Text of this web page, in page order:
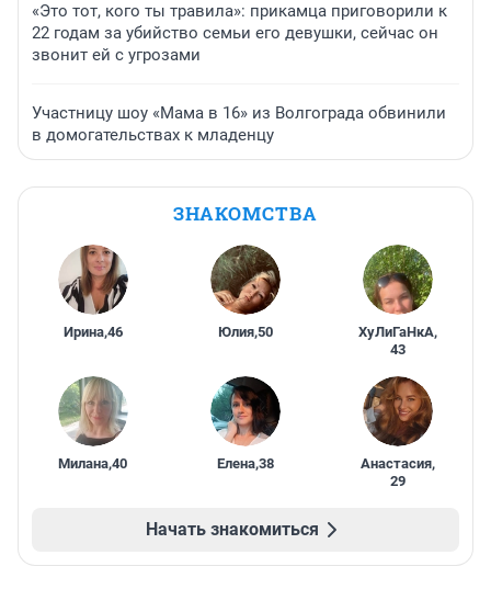
«Это тот, кого ты травила»: прикамца приговорили к
22 годам за убийство семьи его девушки, сейчас он
звонит ей с угрозами
Участницу шоу «Мама в 16» из Волгограда обвинили
в домогательствах к младенцу
ЗНАКОМСТВА
Ирина,46 Юлия,50 ХуЛиГаНкА,
43
Милана,40 Елена,38 Анастасия,
29
Начать знакомиться